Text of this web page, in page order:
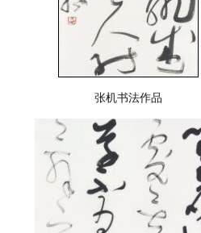
张机书法作品